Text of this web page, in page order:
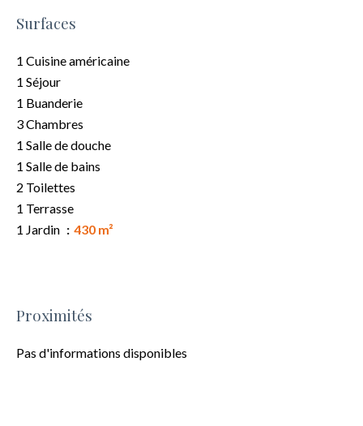
Surfaces
1 Cuisine américaine
1 Séjour
1 Buanderie
3 Chambres
1 Salle de douche
1 Salle de bains
2 Toilettes
1 Terrasse
1 Jardin
430 m²
Proximités
Pas d'informations disponibles